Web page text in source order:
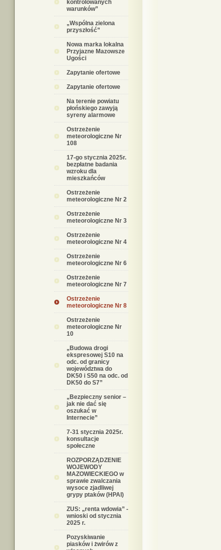
kontrolowanych
warunków”
„Wspólna zielona
przyszłość”
Nowa marka lokalna
Przyjazne Mazowsze
Ugości
Zapytanie ofertowe
Zapytanie ofertowe
Na terenie powiatu
płońskiego zawyją
syreny alarmowe
Ostrzeżenie
meteorologiczne Nr
108
17-go stycznia 2025r.
bezpłatne badania
wzroku dla
mieszkańców
Ostrzeżenie
meteorologiczne Nr 2
Ostrzeżenie
meteorologiczne Nr 3
Ostrzeżenie
meteorologiczne Nr 4
Ostrzeżenie
meteorologiczne Nr 6
Ostrzeżenie
meteorologiczne Nr 7
Ostrzeżenie
meteorologiczne Nr 8
Ostrzeżenie
meteorologiczne Nr
10
„Budowa drogi
ekspresowej S10 na
odc. od granicy
województwa do
DK50 i S50 na odc. od
DK50 do S7”
„Bezpieczny senior –
jak nie dać się
oszukać w
Internecie”
7-31 stycznia 2025r.
konsultacje
społeczne
ROZPORZĄDZENIE
WOJEWODY
MAZOWIECKIEGO w
sprawie zwalczania
wysoce zjadliwej
grypy ptaków (HPAI)
ZUS: „renta wdowia” -
wnioski od stycznia
2025 r.
Pozyskiwanie
piasków i żwirów z